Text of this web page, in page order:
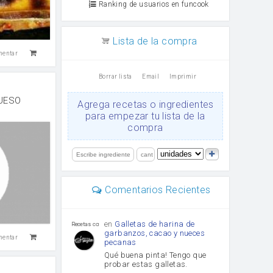
Ranking de usuarios en funcook
Lista de la compra
Borrar lista Email Imprimir
Agrega recetas o ingredientes
para empezar tu lista de la
compra
Comentarios Recientes
Recetas con sazon
en Galletas de harina de
garbanzos, cacao y nueces
pecanas
Qué buena pinta! Tengo que
probar estas galletas.